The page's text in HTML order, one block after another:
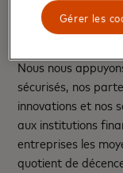
connecter et
qui bénéficie à
Nous nous
sécurisés, nos
innovations et nos
aux institutions
entreprises les
quotient de
Gérer les